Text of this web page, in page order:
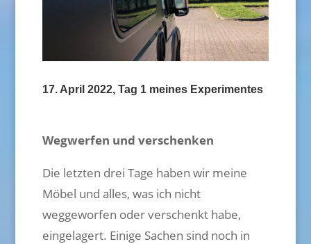
17. April 2022, Tag 1 meines Experimentes
Wegwerfen und verschenken
Die letzten drei Tage haben wir meine
Möbel und alles, was ich nicht
weggeworfen oder verschenkt habe,
eingelagert. Einige Sachen sind noch in